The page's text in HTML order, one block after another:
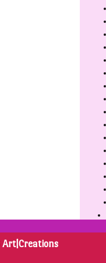
Art|Creations